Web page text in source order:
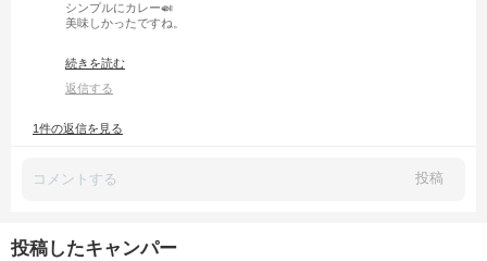
シンプルにカレー🍛
美味しかったですね。
またオカルト話しましょう😀
続きを読む
返信する
1件の返信を見る
投稿
投稿したキャンパー